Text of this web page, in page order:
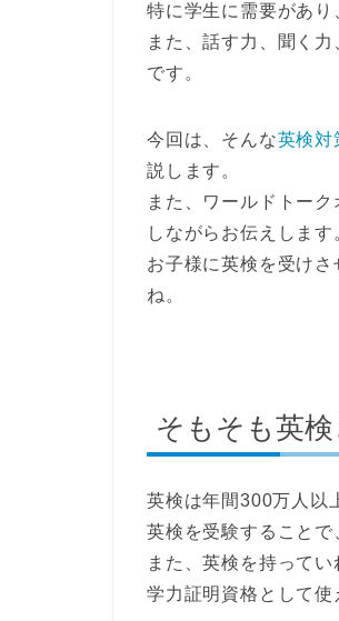
特に学生に需要があり
また、話す力、聞く力
です。
今回は、そんな英検対
説します。
また、ワールドトー
しながらお伝えします
お子様に英検を受け
ね。
そもそも英検
英検は年間300万人以
英検を受験することで
また、英検を持ってい
学力証明資格として使